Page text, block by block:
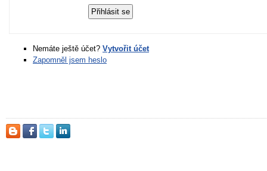
Nemáte ještě účet? Vytvořit účet
Zapomněl jsem heslo